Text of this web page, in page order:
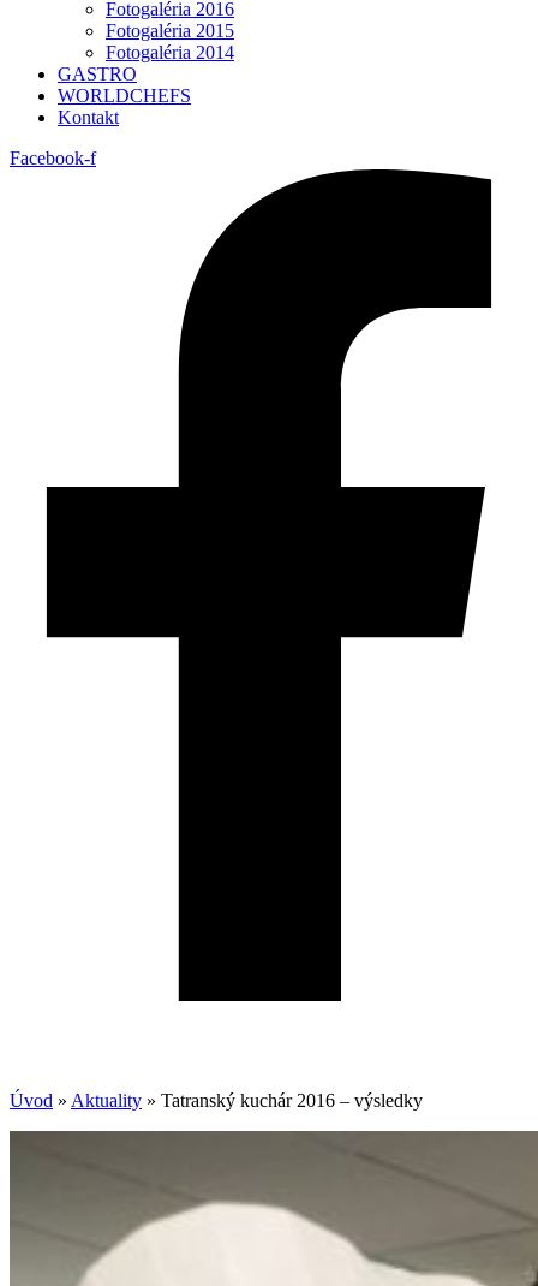
Fotogaléria 2016
Fotogaléria 2015
Fotogaléria 2014
GASTRO
WORLDCHEFS
Kontakt
Facebook-f
Úvod » Aktuality » Tatranský kuchár 2016 – výsledky